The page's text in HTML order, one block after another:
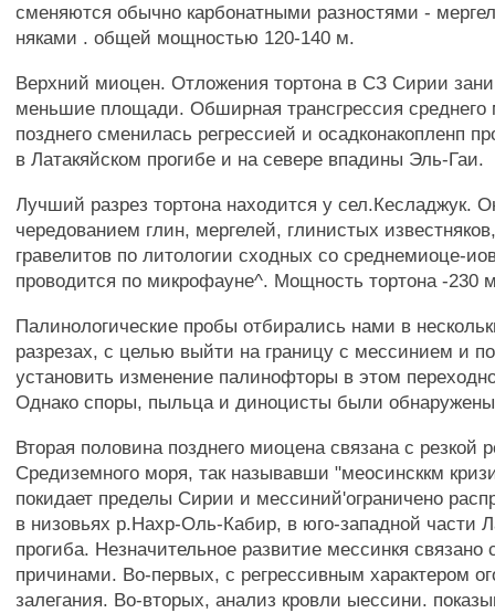
сменяются обычно карбонатными разностями -
няками . общей мощностью 120-140 м.
Верхний миоцен. Отложения тортона в СЗ Сирии
меньшие площади. Обширная трансгрессия среднего
позднего сменилась регрессией и осадконакопленп
в Латакяйском прогибе и на севере впадины Эль-Гаи.
Лучший разрез тортона находится у сел.Кесладжук.
чередованием глин, мергелей, глинистых
гравелитов по литологии сходных со среднемиоце-
проводится по микрофауне^. Мощность тортона -230
Палинологические пробы отбирались нами в
разрезах, с целью выйти на границу с мессинием и
установить изменение палинофторы в этом
Однако споры, пыльца и диноцисты были обнаружены
Вторая половина позднего миоцена связана с резкой
Средиземного моря, так называвши "меосинсккм
покидает пределы Сирии и мессиний'ограничено
в низовьях р.Нахр-Оль-Кабир, в юго-западной части
прогиба. Незначительное развитие мессинкя связано
причинами. Во-первых, с регрессивным характером
залегания. Во-вторых, анализ кровли ыессини.